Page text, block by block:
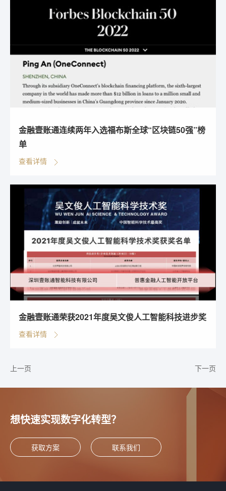
金融壹账通连续两年入选福布斯全球“区块链50强”榜
单
查看详情
金融壹账通荣获2021年度吴文俊人工智能科技进步奖
查看详情
上一页 下一页
想快速实现数字化转型？
获取方案 联系我们